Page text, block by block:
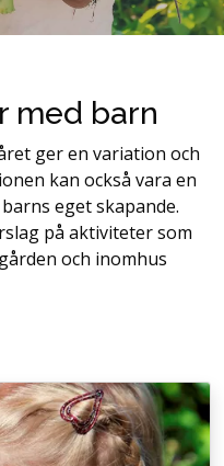
med barn
ger en variation och
kan också vara en
eget skapande.
på aktiviteter som
och inomhus